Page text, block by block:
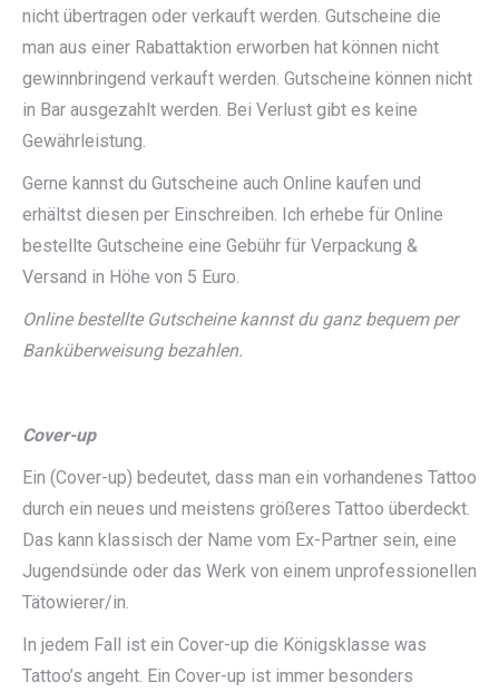
nicht übertragen oder verkauft werden. Gutscheine die
man aus einer Rabattaktion erworben hat können nicht
gewinnbringend verkauft werden. Gutscheine können nicht
in Bar ausgezahlt werden. Bei Verlust gibt es keine
Gewährleistung.
Gerne kannst du Gutscheine auch Online kaufen und
erhältst diesen per Einschreiben. Ich erhebe für Online
bestellte Gutscheine eine Gebühr für Verpackung &
Versand in Höhe von 5 Euro.
Online bestellte Gutscheine kannst du ganz bequem per
Banküberweisung bezahlen.
Cover-up
Ein (Cover-up) bedeutet, dass man ein vorhandenes Tattoo
durch ein neues und meistens größeres Tattoo überdeckt.
Das kann klassisch der Name vom Ex-Partner sein, eine
Jugendsünde oder das Werk von einem unprofessionellen
Tätowierer/in.
In jedem Fall ist ein Cover-up die Königsklasse was
Tattoo’s angeht. Ein Cover-up ist immer besonders